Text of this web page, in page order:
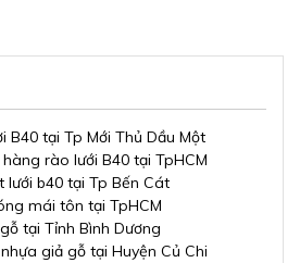
B40 tại Tp Mới Thủ Dầu Một
rào lưới B40 tại TpHCM
b40 tại Tp Bến Cát
mái tôn tại TpHCM
tại Tỉnh Bình Dương
giả gỗ tại Huyện Củ Chi